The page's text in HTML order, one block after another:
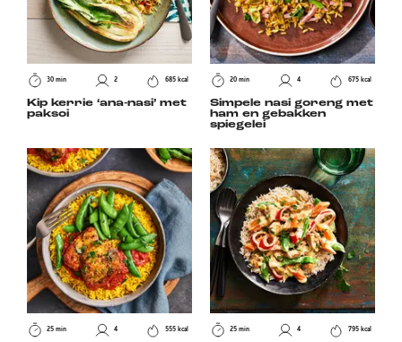
30 min 2 685 kcal
Kip kerrie ‘ana-nasi’ met
paksoi
20 min 4 675 kcal
Simpele nasi goreng met
ham en gebakken
spiegelei
25 min 4 555 kcal 25 min 4 795 kcal